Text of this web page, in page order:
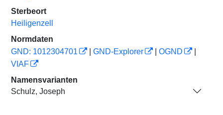
Sterbeort
Heiligenzell
Normdaten
GND: 1012304701
GND-Explorer OGND
VIAF
Namensvarianten
Schulz, Joseph